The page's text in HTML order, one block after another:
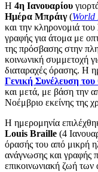
Η 4η Ιανουαρίου
Ημέρα Μπράιγ(
και την κληρονομιά του
γραφής για άτομα με
της πρόσβασης στην
κοινωνική συμμετοχή
διαταραχές όρασης. Η
Γενική Συνέλευση
και μετά, με βάση την
Νοέμβριο εκείνης της
Η ημερομηνία
Louis Braille (4
όρασής του από μικρή
ανάγνωσης και γραφής
επικοινωνιακή ζωή